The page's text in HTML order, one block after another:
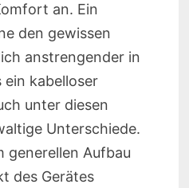
an. Ein
den gewissen
anstrengender in
ein kabelloser
unter diesen
Unterschiede.
generellen Aufbau
des Gerätes